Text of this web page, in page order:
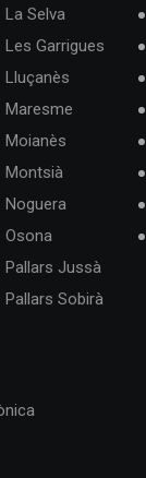
La Selva
Les Garrigues
Lluçanès
Maresme
Moianès
Montsià
Noguera
Osona
Pallars Jussà
Pallars Sobirà